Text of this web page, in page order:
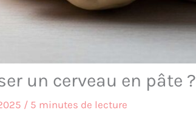
un cerveau en pâte ?
/ 5 minutes de lecture